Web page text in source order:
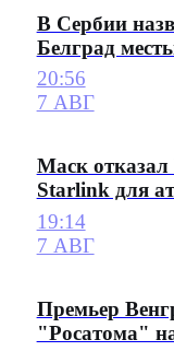
В Сербии
Белград
20:56
7 АВГ
Маск отказал
Starlink для
19:14
7 АВГ
Премьер
"Росатома"